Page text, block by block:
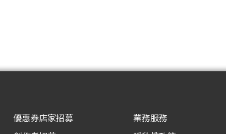
優惠券店家招募
業務服務